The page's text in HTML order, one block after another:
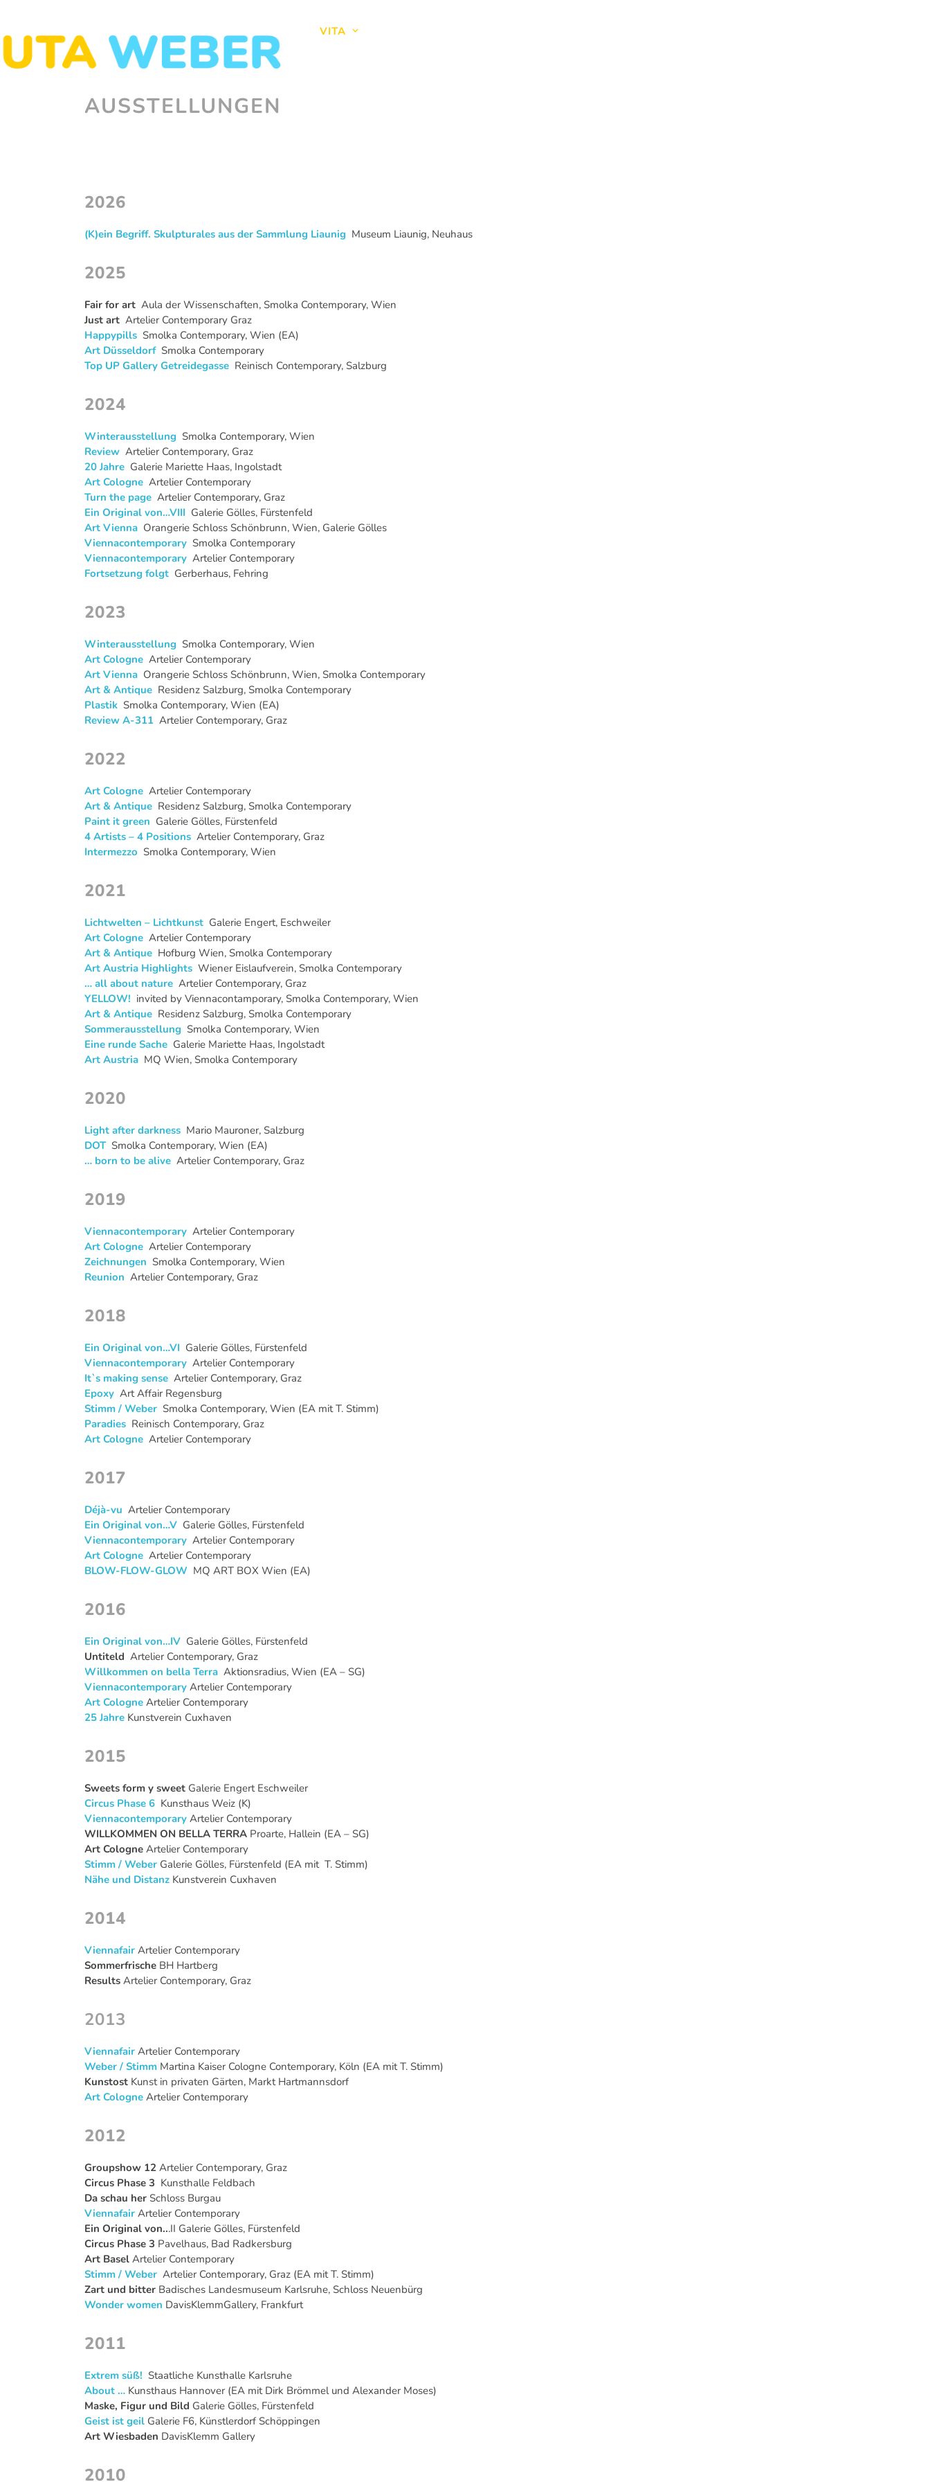
content
OBJEKTE VITA
AUSSTELLUNGEN
2026
(K)ein Begriff. Skulpturales aus der Sammlung Liaunig Museum Liaunig, Neuhaus
2025
Fair for art Aula der Wissenschaften, Smolka Contemporary, Wien
Just art Artelier Contemporary Graz
Happypills Smolka Contemporary, Wien (EA)
Art DüsseldorfSmolka Contemporary
Top UP Gallery Getreidegasse Reinisch Contemporary, Salzburg
2024
Winterausstellung Smolka Contemporary, Wien
Review Artelier Contemporary, Graz
20 Jahre Galerie Mariette Haas, Ingolstadt
Art Cologne Artelier Contemporary
Turn the page Artelier Contemporary, Graz
Ein Original von…VIII Galerie Gölles, Fürstenfeld
Art Vienna Orangerie Schloss Schönbrunn, Wien, Galerie Gölles
Viennacontemporary Smolka Contemporary
Viennacontemporary Artelier Contemporary
Fortsetzung folgt Gerberhaus, Fehring
2023
Winterausstellung Smolka Contemporary, Wien
Art Cologne Artelier Contemporary
Art Vienna Orangerie Schloss Schönbrunn, Wien, Smolka Contemporary
Art & Antique Residenz Salzburg, Smolka Contemporary
Plastik Smolka Contemporary, Wien (EA)
Review A-311 Artelier Contemporary, Graz
2022
Art Cologne Artelier Contemporary
Art & Antique Residenz Salzburg, Smolka Contemporary
Paint it green Galerie Gölles, Fürstenfeld
4 Artists – 4 Positions Artelier Contemporary, Graz
Intermezzo Smolka Contemporary, Wien
2021
Lichtwelten – Lichtkunst Galerie Engert, Eschweiler
Art Cologne Artelier Contemporary
Art & Antique Hofburg Wien, Smolka Contemporary
Art Austria Highlights Wiener Eislaufverein, Smolka Contemporary
… all about nature Artelier Contemporary, Graz
YELLOW! invited by Viennacontamporary, Smolka Contemporary, Wien
Art & Antique Residenz Salzburg, Smolka Contemporary
Sommerausstellung Smolka Contemporary, Wien
Eine runde Sache Galerie Mariette Haas, Ingolstadt
Art Austria MQ Wien, Smolka Contemporary
2020
Light after darkness Mario Mauroner, Salzburg
DOT Smolka Contemporary, Wien (EA)
… born to be alive Artelier Contemporary, Graz
2019
Viennacontemporary Artelier Contemporary
Art Cologne Artelier Contemporary
Zeichnungen Smolka Contemporary, Wien
Reunion Artelier Contemporary, Graz
2018
Ein Original von…VI Galerie Gölles, Fürstenfeld
Viennacontemporary Artelier Contemporary
It`s making sense Artelier Contemporary, Graz
Epoxy Art Affair Regensburg
Stimm / Weber Smolka Contemporary, Wien (EA mit T. Stimm)
Paradies Reinisch Contemporary, Graz
Art Cologne Artelier Contemporary
2017
Déjà-vu Artelier Contemporary
Ein Original von…V Galerie Gölles, Fürstenfeld
Viennacontemporary Artelier Contemporary
Art Cologne Artelier Contemporary
BLOW-FLOW-GLOW MQ ART BOX Wien (EA)
2016
Ein Original von…IV Galerie Gölles, Fürstenfeld
Untiteld Artelier Contemporary, Graz
Willkommen on bella Terra Aktionsradius, Wien (EA – SG)
Viennacontemporary Artelier Contemporary
Art Cologne Artelier Contemporary
25 Jahre Kunstverein Cuxhaven
2015
Sweets form y sweet Galerie Engert Eschweiler
Circus Phase 6 Kunsthaus Weiz (K)
Viennacontemporary Artelier Contemporary
WILLKOMMEN ON BELLA TERRA Proarte, Hallein (EA – SG)
Art Cologne Artelier Contemporary
Stimm / Weber Galerie Gölles, Fürstenfeld (EA mit T. Stimm)
Nähe und Distanz Kunstverein Cuxhaven
2014
Viennafair Artelier Contemporary
Sommerfrische BH Hartberg
Results Artelier Contemporary, Graz
2013
Viennafair Artelier Contemporary
Weber / Stimm Martina Kaiser Cologne Contemporary, Köln (EA mit T. Stimm)
Kunstost Kunst in privaten Gärten, Markt Hartmannsdorf
Art Cologne Artelier Contemporary
2012
Groupshow 12 Artelier Contemporary, Graz
Circus Phase 3 Kunsthalle Feldbach
Da schau her Schloss Burgau
Viennafair Artelier Contemporary
Ein Original von...II Galerie Gölles, Fürstenfeld
Circus Phase 3 Pavelhaus, Bad Radkersburg
Art Basel Artelier Contemporary
Stimm / Weber Artelier Contemporary, Graz (EA mit T. Stimm)
Zart und bitter Badisches Landesmuseum Karlsruhe, Schloss Neuenbürg
Wonder women DavisKlemmGallery, Frankfurt
2011
Extrem süß! Staatliche Kunsthalle Karlsruhe
About … Kunsthaus Hannover (EA mit Dirk Brömmel und Alexander Moses)
Maske, Figur und Bild Galerie Gölles, Fürstenfeld
Geist ist geil Galerie F6, Künstlerdorf Schöppingen
Art Wiesbaden DavisKlemm Gallery
2010